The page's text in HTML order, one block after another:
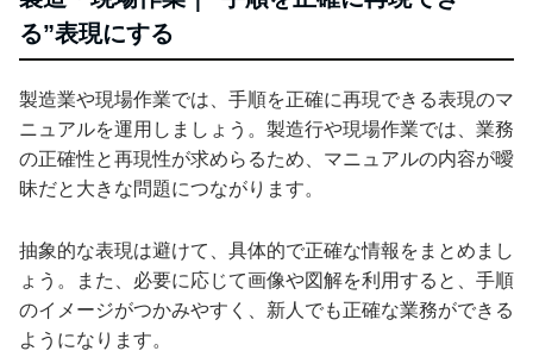
る”表現にする
製造業や現場作業では、手順を正確に再現できる表現のマ
ニュアルを運用しましょう。製造行や現場作業では、業務
の正確性と再現性が求めらるため、マニュアルの内容が曖
昧だと大きな問題につながります。
抽象的な表現は避けて、具体的で正確な情報をまとめまし
ょう。また、必要に応じて画像や図解を利用すると、手順
のイメージがつかみやすく、新人でも正確な業務ができる
ようになります。